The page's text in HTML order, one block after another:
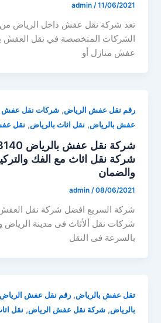
admin /11/06/2021
تعد شركة نقل عفش داخل الرياض من
الشركات المتخصصة في نقل العفش
عفش منازل أو
رقم نقل عفش الرياض,شركات نقل عفش
عفش بالرياض, نقل اثاث بالرياض, نقل
شركة نقل اثاث مع الفك
والضمان
admin /08/06/2021
شركة السريع افضل شركة نقل العفش
شركات نقل ألأثاث فى مدينة الرياض
بالسرعة فى النقل
تقل عفش بالرياض,رقم نقل عفش الرياض
بالرياض,شركة نقل عفش الرياض, نقل